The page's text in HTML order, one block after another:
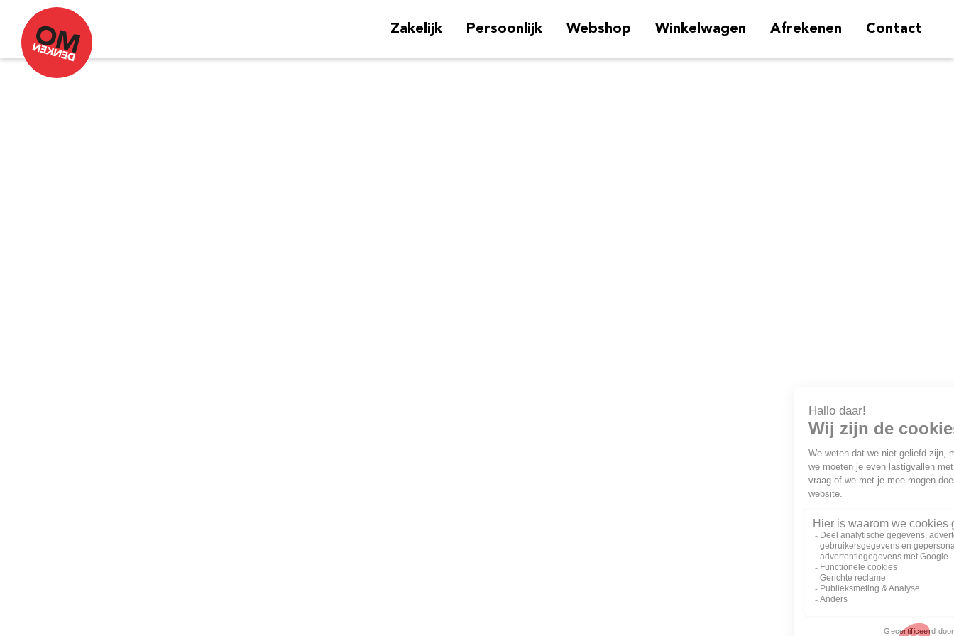
Zakelijk Persoonlijk Webshop Winkelwagen Afrekenen Contact